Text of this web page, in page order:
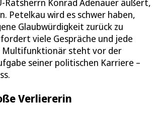
Ratsherrn Konrad Adenauer äußert,
Petelkau wird es schwer haben,
Glaubwürdigkeit zurück zu
viele Gespräche und jede
Multifunktionär steht vor der
seiner politischen Karriere –
Verliererin